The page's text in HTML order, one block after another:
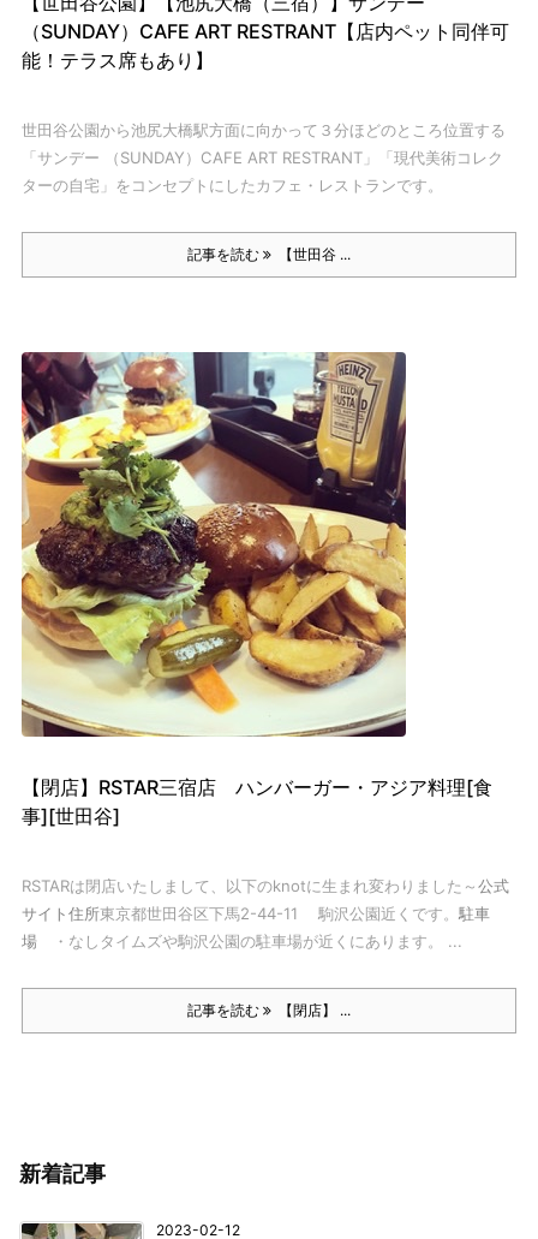
（SUNDAY）CAFE ART RESTRANT【店内ペット同伴可
能！テラス席もあり】
世田谷公園から池尻大橋駅方面に向かって３分ほどのところ位置する
「サンデー （SUNDAY）CAFE ART RESTRANT」
「現代美術コレク
ターの自宅」をコンセプトにしたカフェ・レストランです。
記事を読む 【世田谷 ...
【閉店】RSTAR三宿店 ハンバーガー・アジア料理[食
事][世田谷]
RSTARは閉店いたしまして、以下のknotに生まれ変わりました～公式
サイト住所東京都世田谷区下馬2-44-11 駒沢公園近くです。 駐車
場
・なし タイムズや駒沢公園の駐車場が近くにあります。 ...
記事を読む 【閉店】 ...
新着記事
2023-02-12